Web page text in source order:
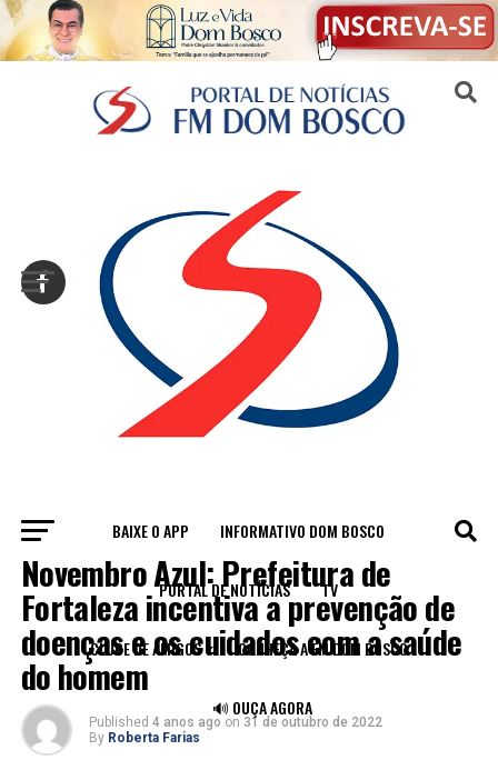
BAIXE O APP INFORMATIVO DOM BOSCO
PORTAL DE NOTÍCIAS TV
CLUBE DE AMIGOS CONHEÇA A FM DOM BOSCO
🔊 OUÇA AGORA
LEGADO
Novembro Azul: Prefeitura de
Fortaleza incentiva a prevenção de
doenças e os cuidados com a saúde
do homem
Published 4 anos ago on 31 de outubro de 2022
By Roberta Farias
Sair da versão mobile